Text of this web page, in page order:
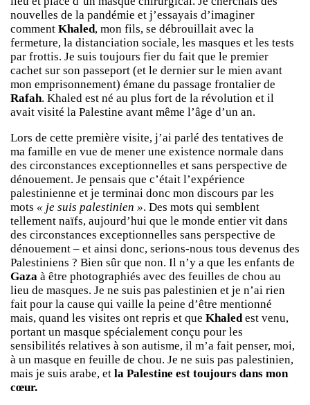
nouvelles de la pandémie et j’essayais d’imaginer
comment Khaled, mon fils, se débrouillait avec la
fermeture, la distanciation sociale, les masques et les tests
par frottis. Je suis toujours fier du fait que le premier
cachet sur son passeport (et le dernier sur le mien avant
mon emprisonnement) émane du passage frontalier de
Rafah. Khaled est né au plus fort de la révolution et il
avait visité la Palestine avant même l’âge d’un an.
Lors de cette première visite, j’ai parlé des tentatives de
ma famille en vue de mener une existence normale dans
des circonstances exceptionnelles et sans perspective de
dénouement. Je pensais que c’était l’expérience
palestinienne et je terminai donc mon discours par les
mots « je suis palestinien ». Des mots qui semblent
tellement naïfs, aujourd’hui que le monde entier vit dans
des circonstances exceptionnelles sans perspective de
dénouement – et ainsi donc, serions-nous tous devenus des
Palestiniens ? Bien sûr que non. Il n’y a que les enfants de
Gaza à être photographiés avec des feuilles de chou au
lieu de masques. Je ne suis pas palestinien et je n’ai rien
fait pour la cause qui vaille la peine d’être mentionné
mais, quand les visites ont repris et que Khaled est venu,
portant un masque spécialement conçu pour les
sensibilités relatives à son autisme, il m’a fait penser, moi,
à un masque en feuille de chou. Je ne suis pas palestinien,
mais je suis arabe, et la Palestine est toujours dans mon
cœur.